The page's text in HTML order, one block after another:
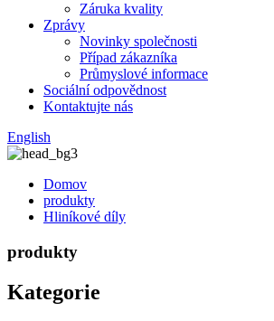
Záruka kvality
Zprávy
Novinky společnosti
Případ zákazníka
Průmyslové informace
Sociální odpovědnost
Kontaktujte nás
English
Domov
produkty
Hliníkové díly
produkty
Kategorie